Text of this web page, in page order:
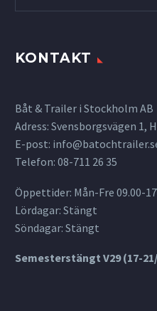
KONTAKT
Båt & Trailer i Stockholm AB
Adress: Svensborgsvägen 1,
E-post:
Telefon: 08-711 26 35
Öppettider: Mån-Fre 09.00-
Lördagar: Stängt
Söndagar: Stängt
Semesterstängt V29 (17-